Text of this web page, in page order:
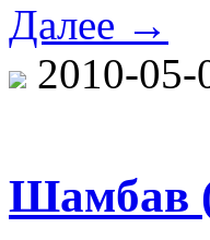
Далее →
2010-05-
Шамбав